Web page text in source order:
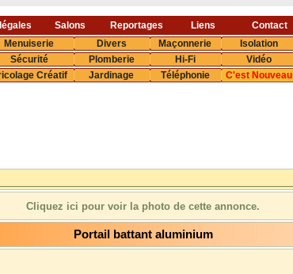
Salons Reportages Liens Contact
Menuiserie Divers Maçonnerie Isolation
Sécurité Plomberie Hi-Fi Vidéo
Créatif Jardinage Téléphonie C'est Nouveau
Cliquez ici pour voir la photo de cette annonce.
Portail battant aluminium